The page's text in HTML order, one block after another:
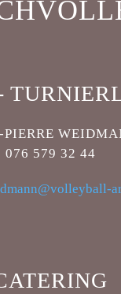
PIERRE
076 579 32 44